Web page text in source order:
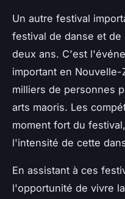
Un autre festival
festival de danse et
deux ans. C'est
important en
milliers de personnes
arts maoris. Les
moment fort du
l'intensité de cette
En assistant à ces
l'opportunité de vivre